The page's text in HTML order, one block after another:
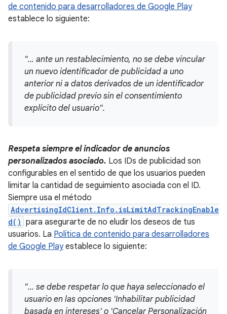
de contenido para desarrolladores de Google Play
establece lo siguiente:
"… ante un restablecimiento, no se debe vincular
un nuevo identificador de publicidad a uno
anterior ni a datos derivados de un identificador
de publicidad previo sin el consentimiento
explícito del usuario".
Respeta siempre el indicador de anuncios
personalizados asociado. Los IDs de publicidad son
configurables en el sentido de que los usuarios pueden
limitar la cantidad de seguimiento asociada con el ID.
Siempre usa el método
AdvertisingIdClient.Info.isLimitAdTrackingEnable
d() para asegurarte de no eludir los deseos de tus
usuarios. La Política de contenido para desarrolladores
de Google Playestablece lo siguiente:
"… se debe respetar lo que haya seleccionado el
usuario en las opciones 'Inhabilitar publicidad
basada en intereses' o 'Cancelar Personalización